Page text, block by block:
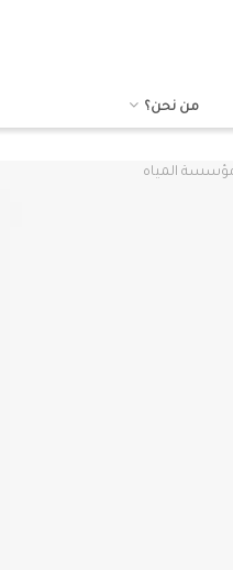
من نحن؟